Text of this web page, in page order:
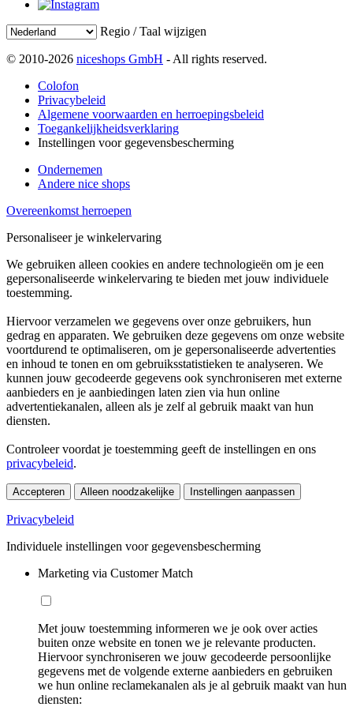
Regio / Taal wijzigen
© 2010-2026 niceshops GmbH - All rights reserved.
Colofon
Privacybeleid
Algemene voorwaarden en herroepingsbeleid
Toegankelijkheidsverklaring
Instellingen voor gegevensbescherming
Ondernemen
Andere nice shops
Overeenkomst herroepen
Personaliseer je winkelervaring
We gebruiken alleen cookies en andere technologieën om je een
gepersonaliseerde winkelervaring te bieden met jouw individuele
toestemming.
Hiervoor verzamelen we gegevens over onze gebruikers, hun
gedrag en apparaten. We gebruiken deze gegevens om onze website
voortdurend te optimaliseren, om je gepersonaliseerde advertenties
en inhoud te tonen en om gebruiksstatistieken te analyseren. We
kunnen jouw gecodeerde gegevens ook synchroniseren met externe
aanbieders en je aanbiedingen laten zien via hun online
advertentiekanalen, alleen als je zelf al gebruik maakt van hun
diensten.
Controleer voordat je toestemming geeft de instellingen en ons
privacybeleid.
Accepteren Alleen noodzakelijke Instellingen aanpassen
Privacybeleid
Individuele instellingen voor gegevensbescherming
Marketing via Customer Match
Met jouw toestemming informeren we je ook over acties
buiten onze website en tonen we je relevante producten.
Hiervoor synchroniseren we jouw gecodeerde persoonlijke
gegevens met de volgende externe aanbieders en gebruiken
we hun online reclamekanalen als je al gebruik maakt van hun
diensten: